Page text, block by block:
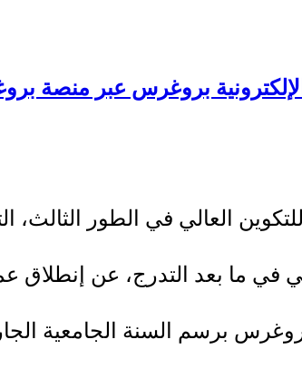
للتكوين العالي في الطور الثالث،
في ما بعد التدرج، عن إنطلاق
برسم السنة الجامعية